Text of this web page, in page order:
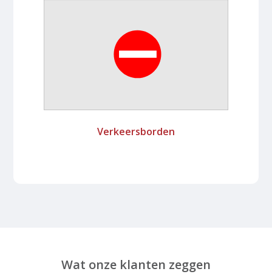
Verkeersborden
Wat onze klanten zeggen